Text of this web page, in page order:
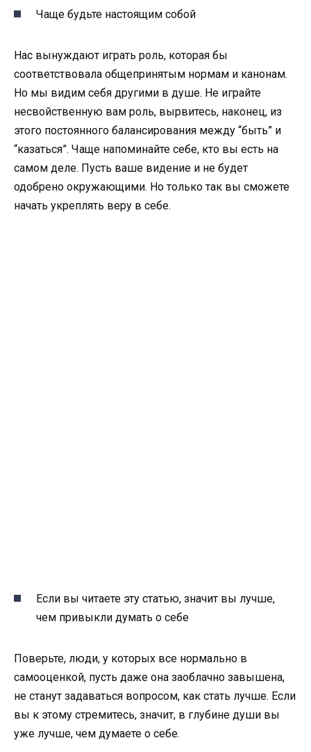
Чаще будьте настоящим собой
Нас вынуждают играть роль, которая бы
соответствовала общепринятым нормам и канонам.
Но мы видим себя другими в душе. Не играйте
несвойственную вам роль, вырвитесь, наконец, из
этого постоянного балансирования между “быть” и
“казаться”. Чаще напоминайте себе, кто вы есть на
самом деле. Пусть ваше видение и не будет
одобрено окружающими. Но только так вы сможете
начать укреплять веру в себе.
Если вы читаете эту статью, значит вы лучше,
чем привыкли думать о себе
Поверьте, люди, у которых все нормально в
самооценкой, пусть даже она заоблачно завышена,
не станут задаваться вопросом, как стать лучше. Если
вы к этому стремитесь, значит, в глубине души вы
уже лучше, чем думаете о себе.